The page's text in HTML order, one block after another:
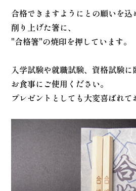
合格できますようにとの願いを込
削り上げた箸に、
"合格箸"の焼印を押しています。
入学試験や就職試験、資格試験
お食事にご使用ください。
プレゼントとしても大変喜ばれて